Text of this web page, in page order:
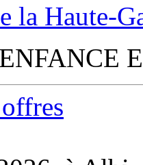
la Haute-